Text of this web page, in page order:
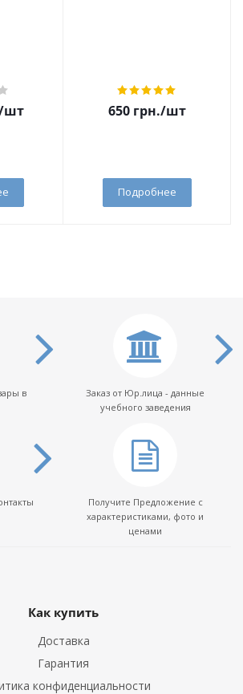
шт 650 грн./шт
Подробнее
в
Заказ от Юр.лица - данные
учебного заведения
Получите Предложение с
характеристиками, фото и
ценами
Как купить
Доставка
Гарантия
конфиденциальности